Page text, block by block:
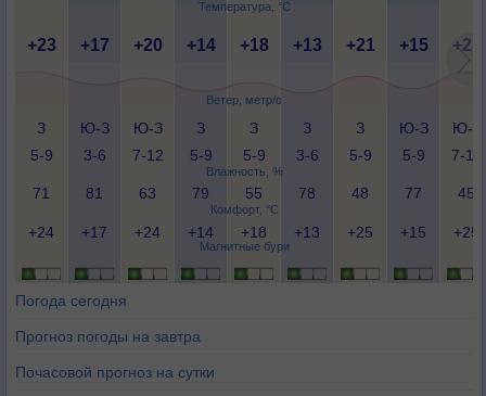
Температура, °C
Ветер, метр/с
Влажность, %
Комфорт, °C
Магнитные бури
+23 +17 +20 +14 +18 +13 +21 +15 +23
З
5-9
Ю-З
3-6
Ю-З
7-12
З
5-9
З
5-9
З
3-6
З
5-9
Ю-З
5-9
Ю-З
7-12
71 81 63 79 55 78 48 77 45
+24 +17 +24 +14 +18 +13 +25 +15 +25
Погода сегодня
Прогноз погоды на завтра
Почасовой прогноз на сутки